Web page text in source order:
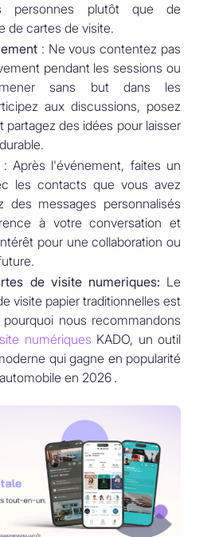
personnes plutôt que de
de cartes de visite.
: Ne vous contentez pas
pendant les sessions ou
sans but dans les
aux discussions, posez
partagez des idées pour laisser
: Après l'événement, faites un
les contacts que vous avez
des messages personnalisés
à votre conversation et
pour une collaboration ou
de visite numeriques: Le
visite papier traditionnelles est
pourquoi nous recommandons
numériques KADO, un outil
qui gagne en popularité
en 2026 .